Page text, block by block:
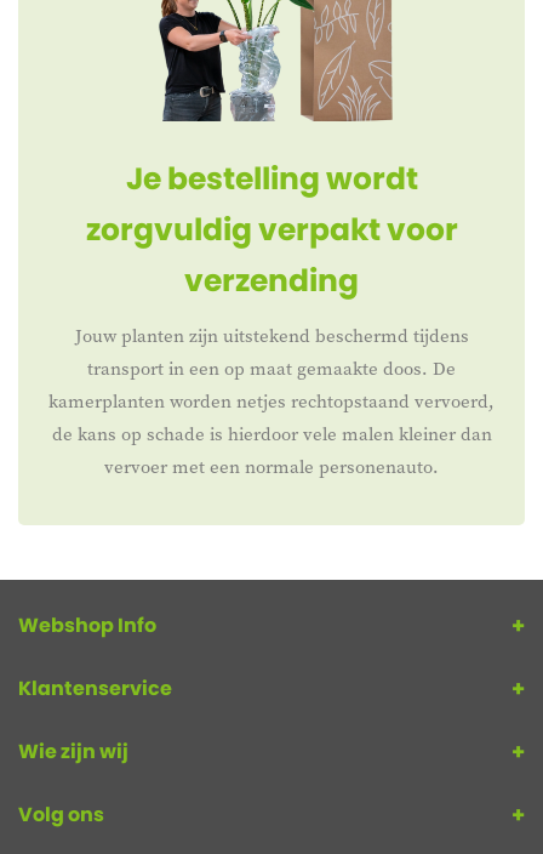
Je bestelling wordt
zorgvuldig verpakt voor
verzending
Jouw planten zijn uitstekend beschermd tijdens
transport in een op maat gemaakte doos. De
kamerplanten worden netjes rechtopstaand vervoerd,
de kans op schade is hierdoor vele malen kleiner dan
vervoer met een normale personenauto.
Webshop Info
Klantenservice
Wie zijn wij
Volg ons